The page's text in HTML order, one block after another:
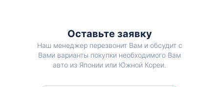
Оставьте заявку
Наш менеджер перезвонит Вам и обсудит с
Вами варианты покупки необходимого Вам
авто из Японии или Южной Кореи.